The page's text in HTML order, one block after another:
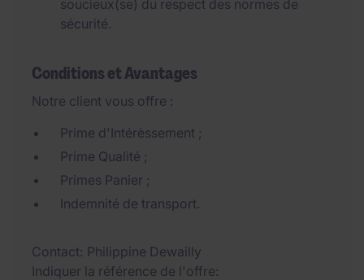
soucieux(se) du respect des normes de
sécurité.
Conditions et Avantages
Notre client vous offre :
Prime d'Intérèssement ;
Prime Qualité ;
Primes Panier ;
Indemnité de transport.
Contact Philippine Dewailly
Indiquer la référence de l'offre